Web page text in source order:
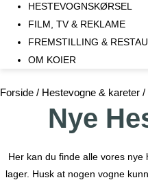
HESTEVOGNSKØRSEL
FILM, TV & REKLAME
FREMSTILLING &
OM KOIER
Forside / Hestevogne & kareter /
Nye
Her kan du finde alle vores
lager. Husk at nogen vogne